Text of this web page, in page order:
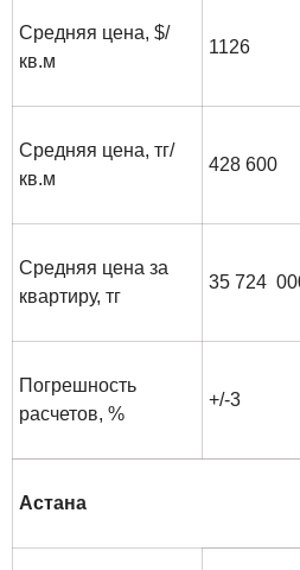
Средняя цена, $/
кв.м
1126
Средняя цена, тг/
кв.м
428 600
Средняя цена за
квартиру, тг
35 724
Погрешность
расчетов, %
+/-3
Астана